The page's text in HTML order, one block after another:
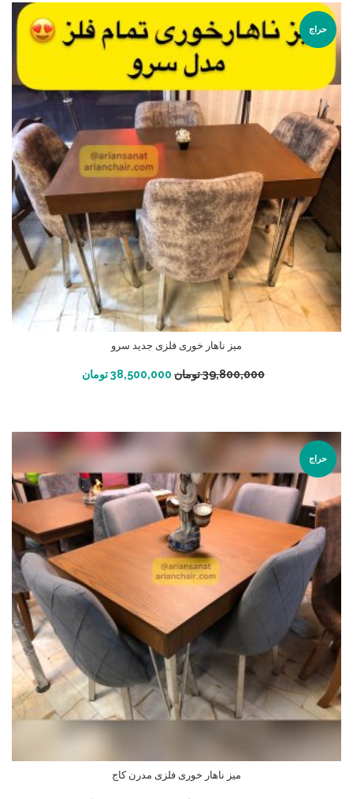
حراج
میز ناهار خوری فلزی جدید سرو
39,800,000تومان 38,500,000تومان افزودن به سبد خرید
حراج
میز ناهار خوری فلزی مدرن کاج